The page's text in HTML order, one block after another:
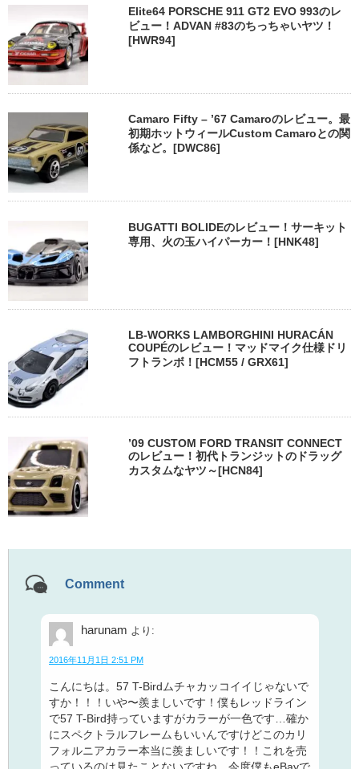
Elite64 PORSCHE 911 GT2 EVO 993のレ
ビュー！ADVAN #83のちっちゃいヤツ！
[HWR94]
Camaro Fifty – ’67 Camaroのレビュー。最
初期ホットウィールCustom Camaroとの関
係など。[DWC86]
BUGATTI BOLIDEのレビュー！サーキット
専用、火の玉ハイパーカー！[HNK48]
LB-WORKS LAMBORGHINI HURACÁN
COUPÉのレビュー！マッドマイク仕様ドリ
フトランボ！[HCM55 / GRX61]
’09 CUSTOM FORD TRANSIT CONNECT
のレビュー！初代トランジットのドラッグ
カスタムなヤツ～[HCN84]
Comment
harunam より:
2016年11月1日 2:51 PM
こんにちは。57 T-Birdムチャカッコイイじゃないで
すか！！！いや〜羨ましいです！僕もレッドライン
で57 T-Bird持っていますがカラーが一色です…確か
にスペクトラルフレームもいいんですけどこのカリ
フォルニアカラー本当に羨ましいです！！これを売
っているのは見たことないですね。今度僕もeBayで